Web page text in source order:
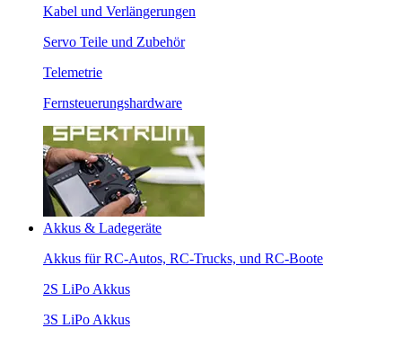
Kabel und Verlängerungen
Servo Teile und Zubehör
Telemetrie
Fernsteuerungshardware
Akkus & Ladegeräte
Akkus für RC-Autos, RC-Trucks, und RC-Boote
2S LiPo Akkus
3S LiPo Akkus